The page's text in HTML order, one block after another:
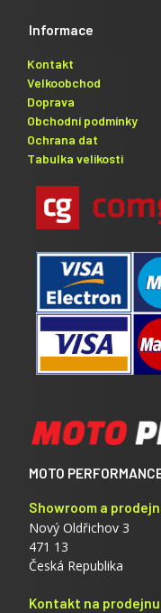
Informace
Kontakt
Velkoobchod
Doprava
Obchodní podmínky
Ochrana dat
Tabulka velikosti
MOTO
Showroom a
Nový Oldřichov 3
471 13
Česká Republika
Kontakt na